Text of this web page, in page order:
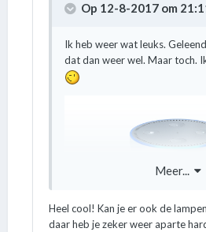
Op 12-8-2017 om
Ik heb weer wat leuks.
dat dan weer wel. Maar toch.
Alexa echo dot.
Meer...
Heel cool! Kan je er ook de
daar heb je zeker weer aparte